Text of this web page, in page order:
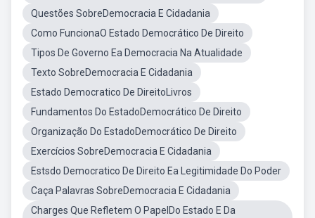
Questões SobreDemocracia E Cidadania
Como FuncionaO Estado Democrático De Direito
Tipos De Governo Ea Democracia Na Atualidade
Texto SobreDemocracia E Cidadania
Estado Democratico De DireitoLivros
Fundamentos Do EstadoDemocrático De Direito
Organização Do EstadoDemocrático De Direito
Exercícios SobreDemocracia E Cidadania
Estsdo Democratico De Direito Ea Legitimidade Do Poder
Caça Palavras SobreDemocracia E Cidadania
Charges Que Refletem O PapelDo Estado E Da